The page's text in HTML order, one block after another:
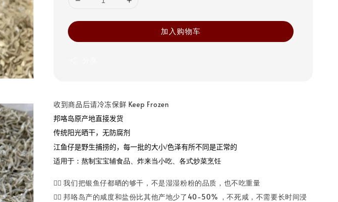
加入购物车
收到商品后请冷冻保鲜 Keep Frozen
邦咯岛原产地直接发货
传统阳光晒干，无防腐剂
江鱼仔是野生捕捞的，每一批的大小/色泽有所不同是正常的
适用于：熬制宝宝辅食品、炸来当小吃、各式炒菜烹饪
👍🏼 我们把银鱼仔都晒的够干，不是湿湿粉粉的品质，也不吃重量
👍🏼 邦咯岛产的咸度和盐份比其他产地少了40-50% ，不死咸，不需要长时间浸